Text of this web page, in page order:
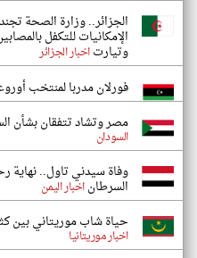
الجزائر.. وزارة الصحة
الإمكانيات للتكفل
وتيارتاخبار الجزائر
فورلان مدربا لمنتخب
مصر وتشاد تتفقان بشأن
السودان
وفاة سيدني تاول.. نهاية
السرطاناخبار اليمن
حياة شاب موريتاني بين
اخبار موريتانيا